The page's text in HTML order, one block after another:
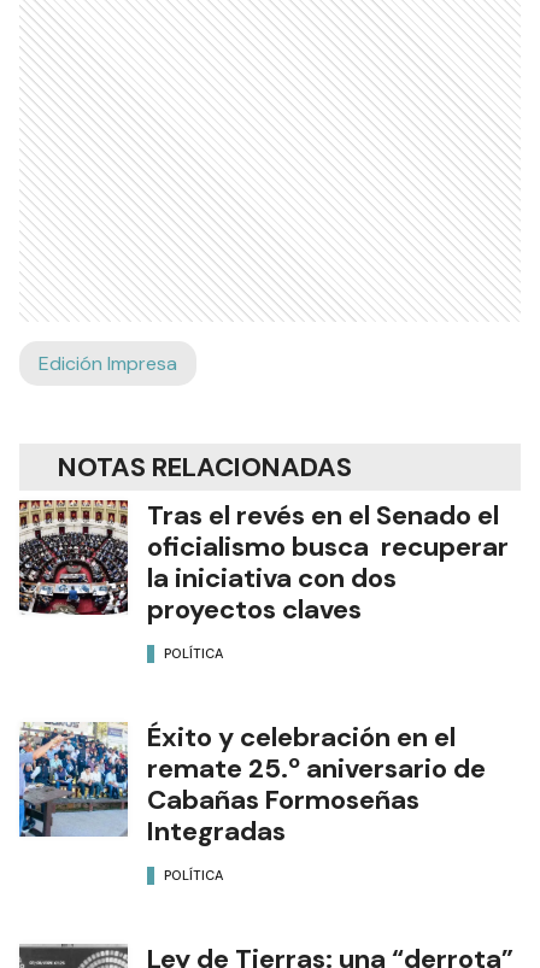
Edición Impresa
NOTAS RELACIONADAS
Tras el revés en el Senado el
oficialismo busca recuperar
la iniciativa con dos
proyectos claves
POLÍTICA
Éxito y celebración en el
remate 25.º aniversario de
Cabañas Formoseñas
Integradas
POLÍTICA
Ley de Tierras: una “derrota”